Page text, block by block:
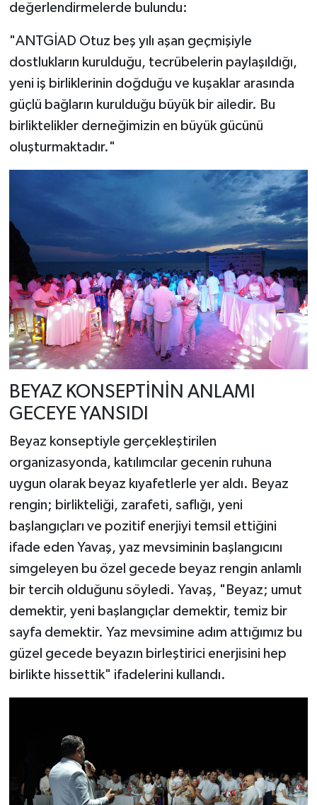
değerlendirmelerde bulundu:
"ANTGİAD Otuz beş yılı aşan geçmişiyle
dostlukların kurulduğu, tecrübelerin paylaşıldığı,
yeni iş birliklerinin doğduğu ve kuşaklar arasında
güçlü bağların kurulduğu büyük bir ailedir. Bu
birliktelikler derneğimizin en büyük gücünü
oluşturmaktadır."
BEYAZ KONSEPTİNİN ANLAMI
GECEYE YANSIDI
Beyaz konseptiyle gerçekleştirilen
organizasyonda, katılımcılar gecenin ruhuna
uygun olarak beyaz kıyafetlerle yer aldı. Beyaz
rengin; birlikteliği, zarafeti, saflığı, yeni
başlangıçları ve pozitif enerjiyi temsil ettiğini
ifade eden Yavaş, yaz mevsiminin başlangıcını
simgeleyen bu özel gecede beyaz rengin anlamlı
bir tercih olduğunu söyledi. Yavaş, "Beyaz; umut
demektir, yeni başlangıçlar demektir, temiz bir
sayfa demektir. Yaz mevsimine adım attığımız bu
güzel gecede beyazın birleştirici enerjisini hep
birlikte hissettik" ifadelerini kullandı.